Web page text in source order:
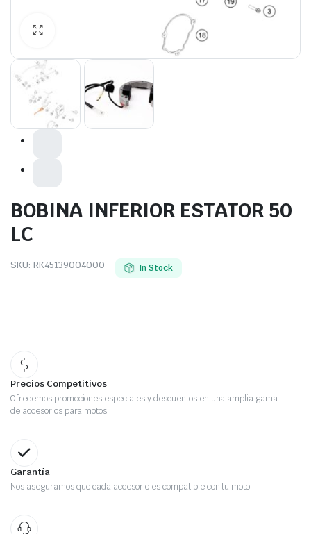
BOBINA INFERIOR ESTATOR 50
LC
SKU: RK45139004000 In Stock
Precios Competitivos
Ofrecemos promociones especiales y descuentos en una amplia gama
de accesorios para motos.
Garantía
Nos aseguramos que cada accesorio es compatible con tu moto.